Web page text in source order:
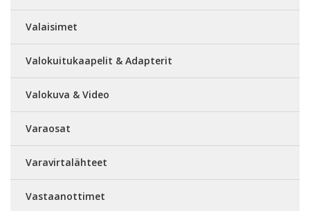
Valaisimet
Valokuitukaapelit & Adapterit
Valokuva & Video
Varaosat
Varavirtalähteet
Vastaanottimet